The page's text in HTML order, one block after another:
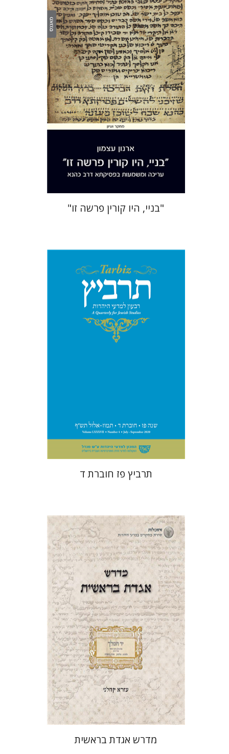
ארנון עצמון
הנחת אתר ספר מודפס
$42
$38
"בניי, היו קורין פרשה זו"
משה הלברטל
שרית שלו-עיני
שלמה נאה
רוני גולדשטיין
$29
$26
תרביץ פז חוברת ד
עזרא קהלני
עמוס גאולה
הנחת אתר ספר מודפס
$57
$51
מדרש אגדת בראשית